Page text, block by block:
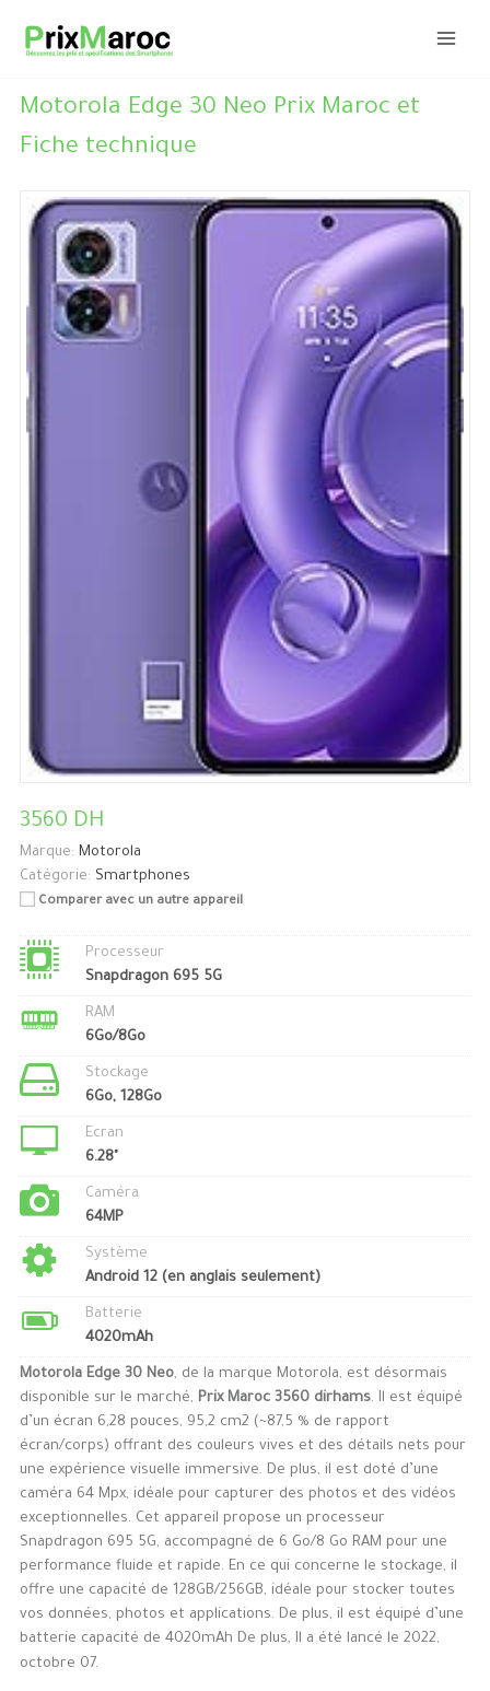
Motorola Edge 30 Neo Prix Maroc et
Fiche technique
3560 DH
Marque: Motorola
Catégorie: Smartphones
Comparer avec un autre appareil
Processeur
Snapdragon 695 5G
RAM
6Go/8Go
Stockage
6Go, 128Go
Ecran
6.28"
Caméra
64MP
Système
Android 12 (en anglais seulement)
Batterie
4020mAh
Motorola Edge 30 Neo, de la marque Motorola, est désormais
disponible sur le marché, Prix Maroc 3560 dirhams. Il est équipé
d’un écran 6,28 pouces, 95,2 cm2 (~87,5 % de rapport
écran/corps) offrant des couleurs vives et des détails nets pour
une expérience visuelle immersive. De plus, il est doté d’une
caméra 64 Mpx, idéale pour capturer des photos et des vidéos
exceptionnelles. Cet appareil propose un processeur
Snapdragon 695 5G, accompagné de 6 Go/8 Go RAM pour une
performance fluide et rapide. En ce qui concerne le stockage, il
offre une capacité de 128GB/256GB, idéale pour stocker toutes
vos données, photos et applications. De plus, il est équipé d’une
batterie capacité de 4020mAh De plus, Il a été lancé le 2022,
octobre 07.